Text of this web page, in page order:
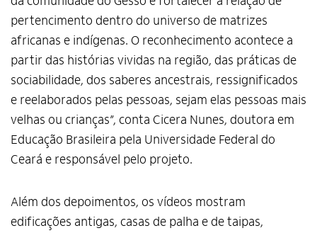
pertencimento dentro do universo de matrizes
africanas e indígenas. O reconhecimento acontece a
partir das histórias vividas na região, das práticas de
sociabilidade, dos saberes ancestrais, ressignificados
e reelaborados pelas pessoas, sejam elas pessoas mais
velhas ou crianças”, conta Cicera Nunes, doutora em
Educação Brasileira pela Universidade Federal do
Ceará e responsável pelo projeto.
Além dos depoimentos, os vídeos mostram
edificações antigas, casas de palha e de taipas,